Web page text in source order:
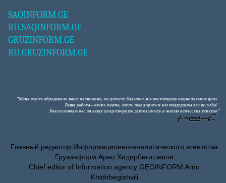
SAQINFORM.GE
RU.SAQINFORM.GE
GRUZINFORM.GE
RU.GRUZINFORM.GE
Главный редактор Информационно-аналитического агентства
Грузинформ Арно Хидирбегишвили
Chief editor of Information agency GEOINFORM Arno
Khidirbegishvili